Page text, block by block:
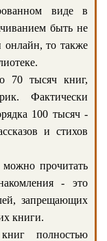
виде в
быть не
онлайн, то также
70 тысяч книг,
Фактически
100 тысяч -
и стихов
прочитать
- это
запрещающих
книги.
полностью